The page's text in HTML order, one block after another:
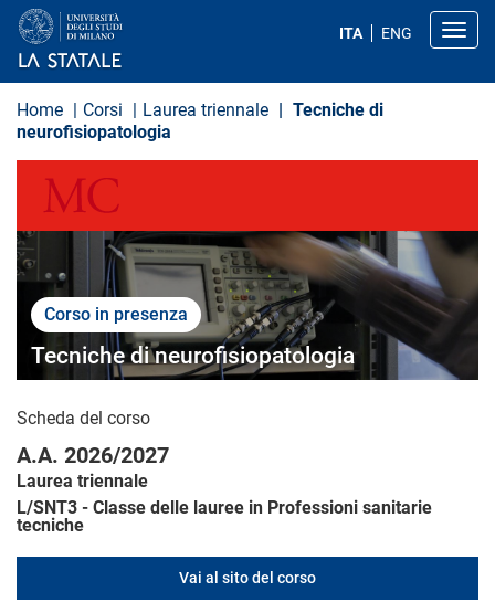
a
ITA ENG
Home Corsi Laurea triennale
Tecniche di
neurofisiopatologia
Corso in presenza
Tecniche di neurofisiopatologia
Scheda del corso
A.A. 2026/2027
Laurea triennale
L/SNT3 - Classe delle lauree in Professioni sanitarie
tecniche
Vai al sito del corso